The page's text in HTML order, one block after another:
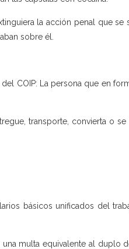
la acción penal que se
sobre él.
COIP: La persona que en
transporte, convierta o
básicos unificados del
multa equivalente al duplo